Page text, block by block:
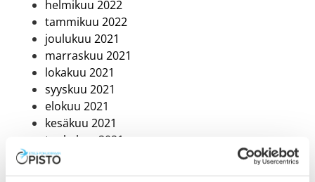
helmikuu 2022
tammikuu 2022
joulukuu 2021
marraskuu 2021
lokakuu 2021
syyskuu 2021
elokuu 2021
kesäkuu 2021
toukokuu 2021
huhtikuu 2021
maaliskuu 2021